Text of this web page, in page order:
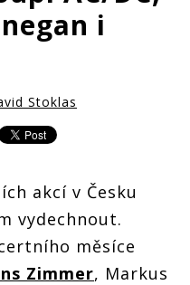
i
Stoklas
akcí v Česku
vydechnout.
měsíce
Zimmer, Markus